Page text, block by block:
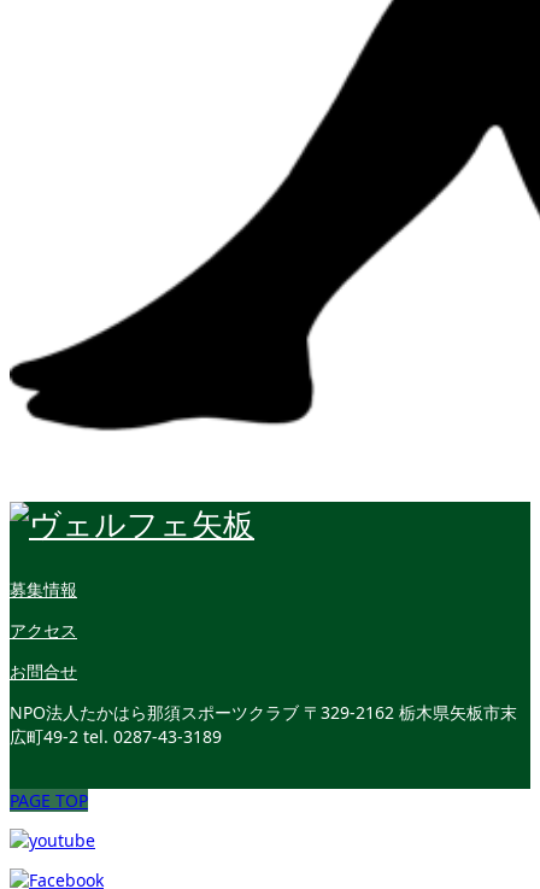
募集情報
アクセス
お問合せ
NPO法人たかはら那須スポーツクラブ 〒329-2162 栃木県矢板市末
広町49-2 tel. 0287-43-3189
PAGE TOP